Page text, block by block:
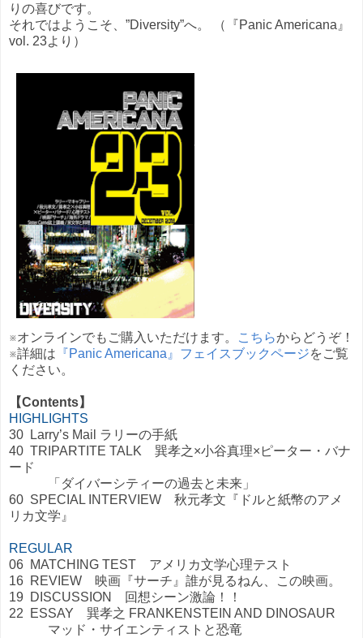
りの喜びです。
それではようこそ、”Diversity”へ。 （『Panic Americana』
vol. 23より）
※オンラインでもご購入いただけます。 こちらからどうぞ！
※詳細は 『Panic Americana 』 フェイスブックページをご覧
ください。
【Contents】
HIGHLIGHTS
30 Larry’s Mail ラリーの手紙
40 TRIPARTITE TALK 巽孝之×小谷真理× ピーター・バナ
ード
「ダイバーシティーの過去と未来」
60 SPECIAL INTERVIEW 秋元孝文『ドルと紙幣のアメ
リカ文学』
REGULAR
06 MATCHING TEST アメリカ文学心理テスト
16 REVIEW 映画『サーチ』誰が見るねん、この映画。
19 DISCUSSION
回想シーン激論！！
22 ESSAY 巽孝之 FRANKENSTEIN AND DINOSAUR
マッド・サイエンティストと恐竜